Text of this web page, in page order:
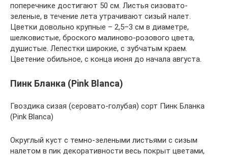
поперечнике достигают 50 см. Листья сизовато-
зеленые, в течение лета утрачивают сизый налет.
Цветки довольно крупные – 2,5–3 см в диаметре,
шелковистые, броского малиново-розового цвета,
душистые. Лепестки широкие, с зубчатым краем.
Цветение обильное, с конца июня до начала августа.
Пинк Бланка (Pink Blanca)
Гвоздика сизая (серовато-голубая) сорт Пинк Бланка
(Pink Blanca)
Округлый куст с темно-зелеными листьями с сизым
налетом в пик декоративности весь покрыт цветами,